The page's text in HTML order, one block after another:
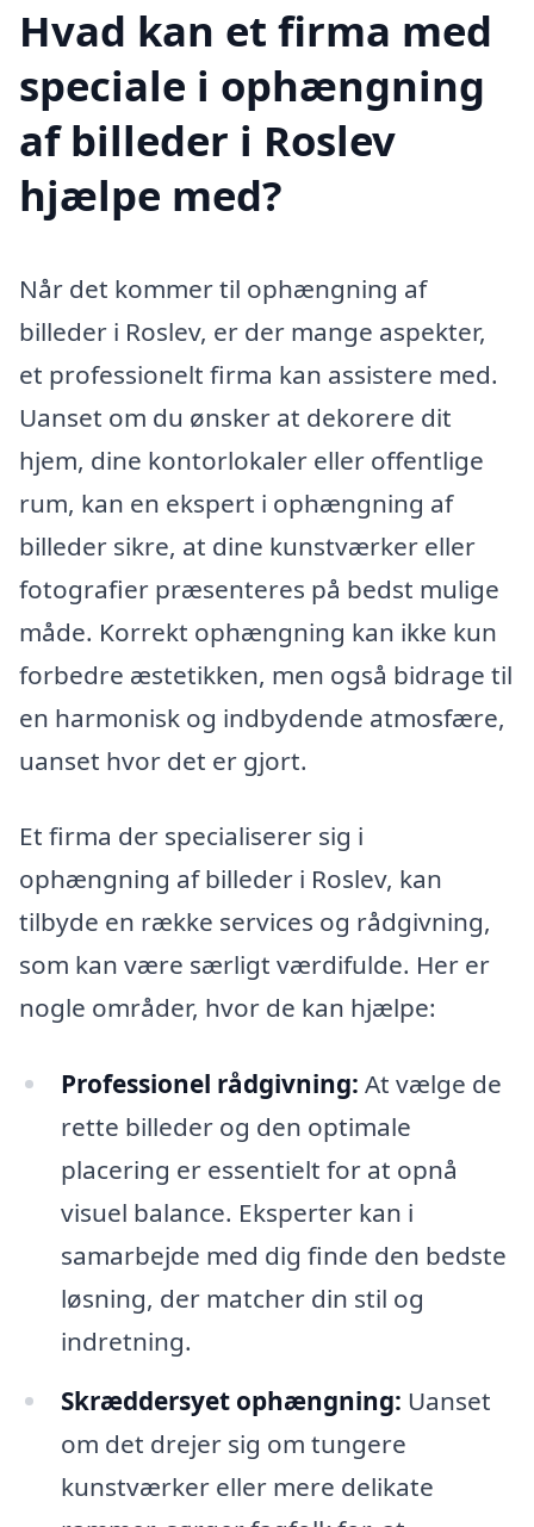
Hvad kan et firma med
speciale i ophængning
af billeder i Roslev
hjælpe med?
Når det kommer til ophængning af
billeder i Roslev, er der mange aspekter,
et professionelt firma kan assistere med.
Uanset om du ønsker at dekorere dit
hjem, dine kontorlokaler eller offentlige
rum, kan en ekspert i ophængning af
billeder sikre, at dine kunstværker eller
fotografier præsenteres på bedst mulige
måde. Korrekt ophængning kan ikke kun
forbedre æstetikken, men også bidrage til
en harmonisk og indbydende atmosfære,
uanset hvor det er gjort.
Et firma der specialiserer sig i
ophængning af billeder i Roslev, kan
tilbyde en række services og rådgivning,
som kan være særligt værdifulde. Her er
nogle områder, hvor de kan hjælpe:
Professionel rådgivning: At vælge de
rette billeder og den optimale
placering er essentielt for at opnå
visuel balance. Eksperter kan i
samarbejde med dig finde den bedste
løsning, der matcher din stil og
indretning.
Skræddersyet ophængning: Uanset
om det drejer sig om tungere
kunstværker eller mere delikate